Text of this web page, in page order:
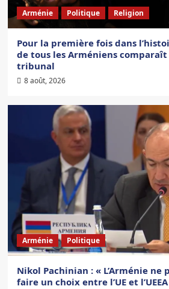
Arménie Politique Religion
Pour la première fois dans
de tous les Arméniens
tribunal
8 août, 2026
Arménie Politique
Nikol Pachinian : « L’Arménie
faire un choix entre l’UE et